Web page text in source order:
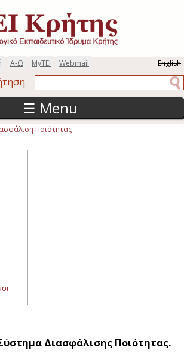
English
Webmail
MyTEI
Α-Ω
☰ Menu
Ποιότητας
Διασφάλισης Ποιότητας.